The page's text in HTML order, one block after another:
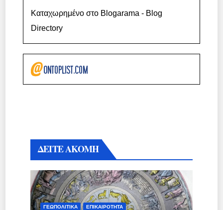
Καταχωρημένο στο Blogarama - Blog
Directory
ΔΕΙΤΕ ΑΚΟΜΗ
ΓΕΩΠΟΛΙΤΙΚΆ ΕΠΙΚΑΙΡΌΤΗΤΑ